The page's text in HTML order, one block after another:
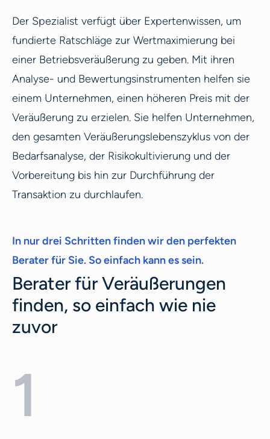
Der Spezialist verfügt über Expertenwissen, um
fundierte Ratschläge zur Wertmaximierung bei
einer Betriebsveräußerung zu geben. Mit ihren
Analyse- und Bewertungsinstrumenten helfen sie
einem Unternehmen, einen höheren Preis mit der
Veräußerung zu erzielen. Sie helfen Unternehmen,
den gesamten Veräußerungslebenszyklus von der
Bedarfsanalyse, der Risikokultivierung und der
Vorbereitung bis hin zur Durchführung der
Transaktion zu durchlaufen.
In nur drei Schritten finden wir den perfekten
Berater für Sie. So einfach kann es sein.
Berater für Veräußerungen
finden, so einfach wie nie
zuvor
1